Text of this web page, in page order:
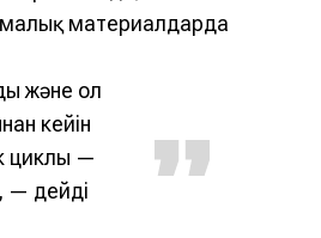
материалдарда
және ол
кейін
циклы —
— дейді